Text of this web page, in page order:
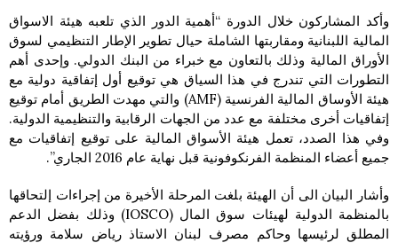
وأكد المشاركون خلال الدورة “أهمية الدور الذي تلعبه هيئة الاسواق
المالية اللبنانية ومقاربتها الشاملة حيال تطوير الإطار التنظيمي لسوق
الأوراق المالية وذلك بالتعاون مع خبراء من البنك الدولي. وإحدى أهم
التطورات التي تندرج في هذا السياق هي توقيع أول إتفاقية دولية مع
هيئة الأوساق المالية الفرنسية (AMF) والتي مهدت الطريق أمام توقيع
إتفاقيات أخرى مختلفة مع عدد من الجهات الرقابية والتنظيمية الدولية.
وفي هذا الصدد، تعمل هيئة الأسواق المالية على توقيع إتفاقيات مع
جميع أعضاء المنظمة الفرنكوفونية قبل نهاية عام 2016 الجاري”.
وأشار البيان الى أن الهيئة بلغت المرحلة الأخيرة من إجراءات إلتحاقها
بالمنظمة الدولية لهيئات سوق المال (IOSCO) وذلك بفضل الدعم
المطلق لرئيسها وحاكم مصرف لبنان الاستاذ رياض سلامة ورؤيته